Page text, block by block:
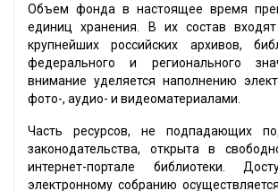
Объем фонда в настоящее время
единиц хранения. В их состав
крупнейших российских архивов,
федерального и регионального
внимание уделяется наполнению
фото-, аудио- и видеоматериалами.
Часть ресурсов, не подпадающих
законодательства, открыта в
интернет-портале библиотеки.
электронному собранию